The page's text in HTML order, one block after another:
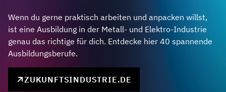
Wenn du gerne praktisch arbeiten und anpacken willst,
ist eine Ausbildung in der Metall- und Elektro-Industrie
genau das richtige für dich. Entdecke hier 40 spannende
Ausbildungsberufe.
ZUKUNFTSINDUSTRIE.DE